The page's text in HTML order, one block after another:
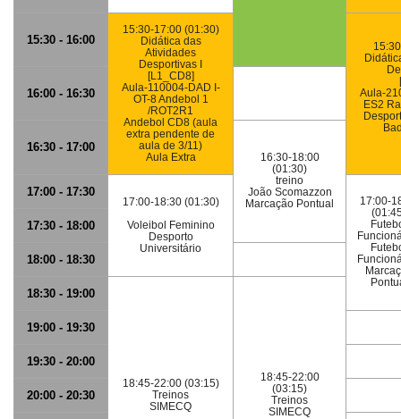
15:30 - 16:00
15:30-17:00 (01:30)
Didática das
Atividades
Desportivas I
[L1_CD8]
Aula-110004-DAD I-
OT-8 Andebol 1
/ROT2R1
Andebol CD8 (aula
extra pendente de
aula de 3/11)
Aula Extra
Aula-
ES2
16:00 - 16:30
16:30 - 17:00
16:30-18:00
(01:30)
treino
João Scomazzon
Marcação Pontual
17:00 - 17:30
17:00-18:30 (01:30)
Voleibol Feminino
Desporto
Universitário
17:00-
17:30 - 18:00
18:00 - 18:30
18:30 - 19:00
18:45-22:00 (03:15)
Treinos
SIMECQ
18:45-22:00
(03:15)
Treinos
SIMECQ
19:00 - 19:30
19:30 - 20:00
20:00 - 20:30